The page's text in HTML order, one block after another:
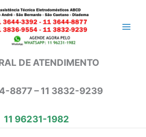
DE ATENDIMENTO
8877 – 11 3832-9239
11 96231-1982